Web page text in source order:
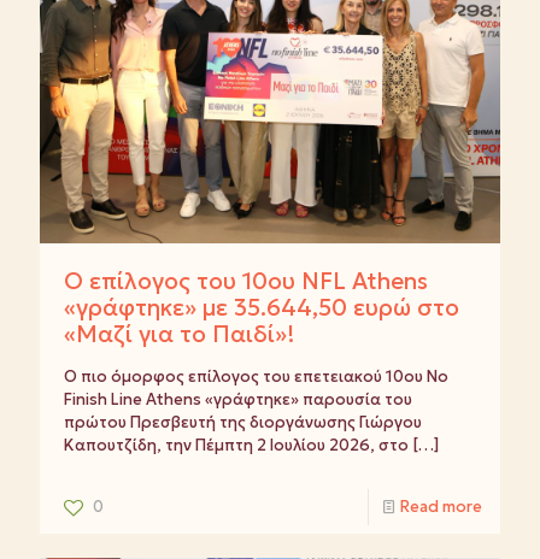
Ο επίλογος του 10ου NFL Athens
«γράφτηκε» με 35.644,50 ευρώ στο
«Μαζί για το Παιδί»!
Ο πιο όμορφος επίλογος του επετειακού 10ου No
Finish Line Athens «γράφτηκε» παρουσία του
πρώτου Πρεσβευτή της διοργάνωσης Γιώργου
Καπουτζίδη, την Πέμπτη 2 Ιουλίου 2026, στο […]
0 Read more